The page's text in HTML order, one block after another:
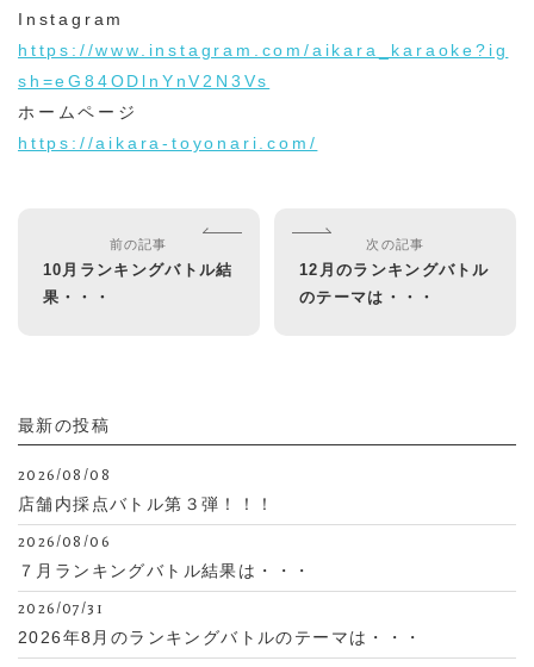
Instagram
https://www.instagram.com/aikara_karaoke?ig
sh=eG84ODlnYnV2N3Vs
ホームページ
https://aikara-toyonari.com/
前の記事
10月ランキングバトル結
果・・・
次の記事
12月のランキングバトル
のテーマは・・・
最新の投稿
2026/08/08
店舗内採点バトル第３弾！！！
2026/08/06
７月ランキングバトル結果は・・・
2026/07/31
2026年8月のランキングバトルのテーマは・・・